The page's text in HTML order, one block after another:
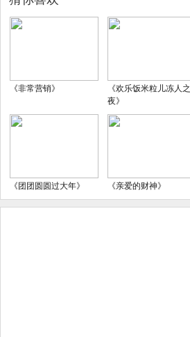
《非常营销》
《欢乐饭米粒儿冻人之
夜》
《团团圆圆过大年》 《亲爱的财神》